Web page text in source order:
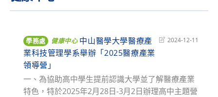
學務處 健康中心 中山醫學大學醫療產
業科技管理學系舉辦「2025醫療產業
領導營」
Post2024-12-11
一、為協助高中學生提前認識大學並了解醫療產業
特色，特於2025年2月28日-3月2日辦理高中主題營